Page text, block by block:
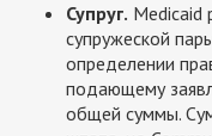
Супруг. Medicaid
супружеской
определении
подающему
общей суммы.